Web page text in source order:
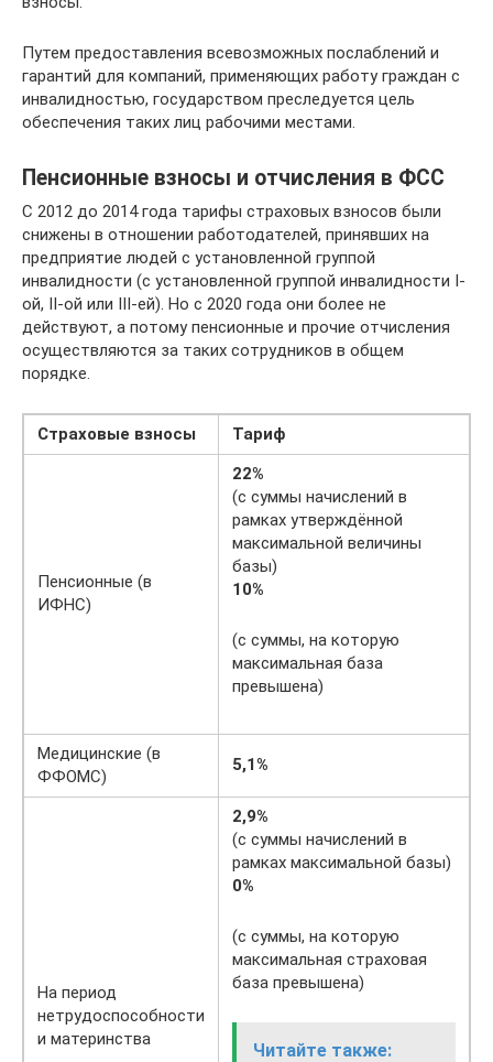
Путем предоставления всевозможных послаблений и
гарантий для компаний, применяющих работу граждан с
инвалидностью, государством преследуется цель
обеспечения таких лиц рабочими местами.
Пенсионные взносы и отчисления в ФСС
С 2012 до 2014 года тарифы страховых взносов были
снижены в отношении работодателей, принявших на
предприятие людей с установленной группой
инвалидности (с установленной группой инвалидности I-
ой, II-ой или III-ей). Но с 2020 года они более не
действуют, а потому пенсионные и прочие отчисления
осуществляются за таких сотрудников в общем
порядке.
Страховые взносы Тариф
Пенсионные (в
ИФНС)
22%
(с суммы начислений в
рамках утверждённой
максимальной величины
базы)
10%
(с суммы, на которую
максимальная база
превышена)
Медицинские (в
ФФОМС)
5,1%
На период
нетрудоспособности
и материнства
2,9%
(с суммы начислений в
рамках максимальной базы)
0%
(с суммы, на которую
максимальная страховая
база превышена)
Читайте также: